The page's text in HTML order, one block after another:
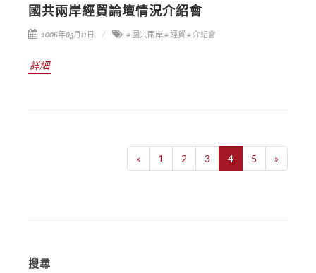
國共兩岸經貿論壇情況介紹會
2006年05月11日 # 國共兩岸# 經貿 # 介紹會
詳細
« 1 2 3 4 5 »
搜尋